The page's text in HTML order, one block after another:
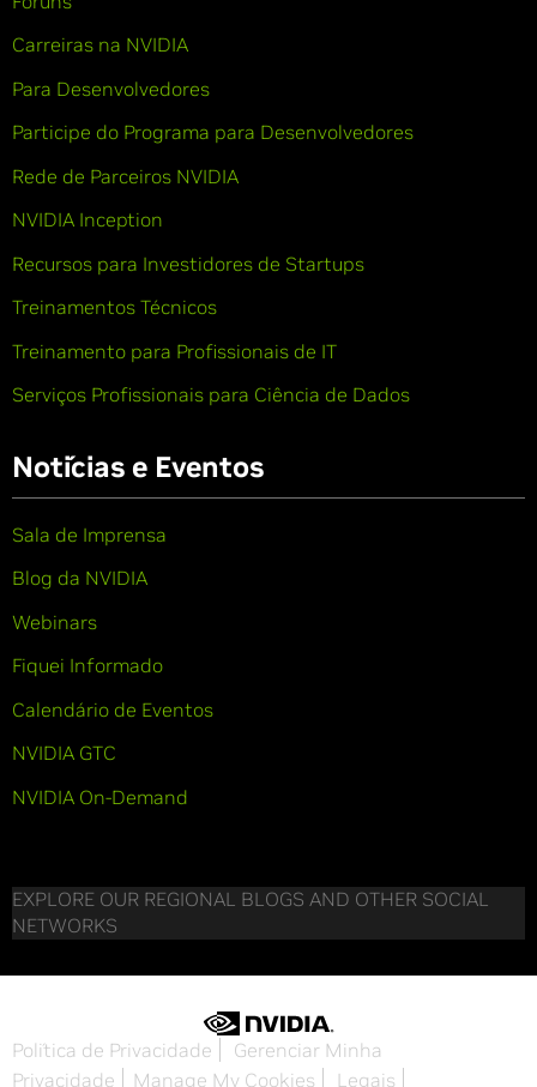
Carreiras na NVIDIA
Para Desenvolvedores
Participe do Programa para Desenvolvedores
Rede de Parceiros NVIDIA
NVIDIA Inception
Recursos para Investidores de Startups
Treinamentos Técnicos
Treinamento para Profissionais de IT
Serviços Profissionais para Ciência de Dados
Notícias e Eventos
Sala de Imprensa
Blog da NVIDIA
Webinars
Fiquei Informado
Calendário de Eventos
NVIDIA GTC
NVIDIA On-Demand
EXPLORE OUR REGIONAL BLOGS AND OTHER SOCIAL
NETWORKS
Política de Privacidade
Gerenciar Minha
Privacidade
Manage My Cookies Legais